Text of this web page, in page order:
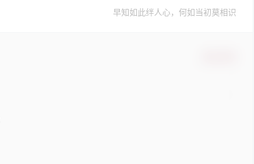
早知如此绊人心，何如当初莫相识